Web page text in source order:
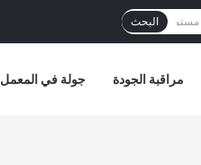
البحث
جولة في المعمل مراقبة الجودة